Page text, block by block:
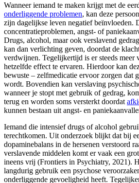
Wanneer iemand te maken krijgt met de
onderliggende problemen, kan deze
zijn dagelijkse leven negatief beïnvloeden.
concentratieproblemen, angst- of
Drugs, alcohol, maar ook verslavend
kan dan verlichting geven, doordat de
verdwijnen. Tegelijkertijd is er steeds meer
hetzelfde effect te ervaren. Hierdoor kan
bewuste – zelfmedicatie ervoor zorgen dat
wordt. Bovendien kan verslaving
wanneer je stopt met gebruik of gedrag,
terug en worden soms versterkt doordat
kunnen bestaan uit angst- en
Iemand die intensief drugs of alcohol
terechtkomen. Uit onderzoek blijkt dat bij
dopaminebalans in de hersenen verstoord
verslavende middelen komt er vaak een
ineens vrij (Frontiers in Psychiatry, 2021).
langdurig gebruik een psychose
onderliggende gevoeligheid heeft.